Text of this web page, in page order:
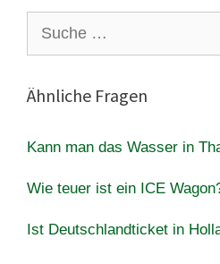
nach:
Ähnliche Fragen
Kann man das Wasser in
Wie teuer ist ein ICE
Ist Deutschlandticket in